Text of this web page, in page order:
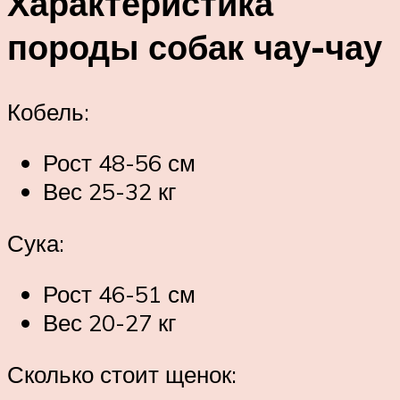
породы собак чау-чау
Кобель:
Рост 48-56 см
Вес 25-32 кг
Сука:
Рост 46-51 см
Вес 20-27 кг
Сколько стоит щенок: